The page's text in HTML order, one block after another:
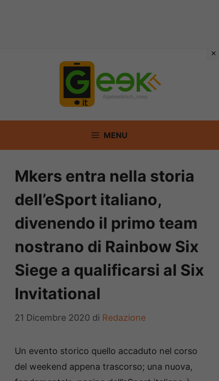
MENU
Mkers entra nella storia
dell’eSport italiano,
divenendo il primo team
nostrano di Rainbow Six
Siege a qualificarsi al Six
Invitational
21 Dicembre 2020 di Redazione
Un evento storico quello accaduto nel corso
del weekend appena trascorso; una nuova,